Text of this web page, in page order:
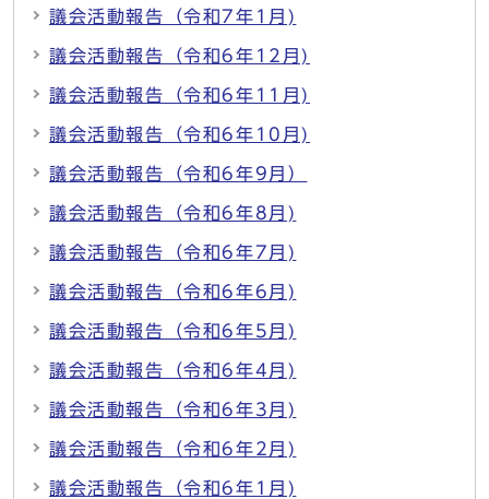
議会活動報告（令和7年1月)
議会活動報告（令和6年12月)
議会活動報告（令和6年11月)
議会活動報告（令和6年10月)
議会活動報告（令和6年9月）
議会活動報告（令和6年8月)
議会活動報告（令和6年7月)
議会活動報告（令和6年6月)
議会活動報告（令和6年5月)
議会活動報告（令和6年4月)
議会活動報告（令和6年3月)
議会活動報告（令和6年2月)
議会活動報告（令和6年1月)